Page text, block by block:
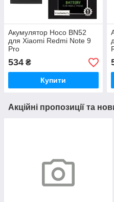
Акумулятор Hoco BN52
для Xiaomi Redmi Note 9
Pro
534 ₴
Купити
Акційні пропозиції та